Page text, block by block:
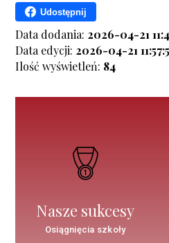
Udostępnij
Data dodania: 2026-04-21
Data edycji: 2026-04-21
Ilość wyświetleń: 84
Nasze sukcesy
Osiągnięcia szkoły